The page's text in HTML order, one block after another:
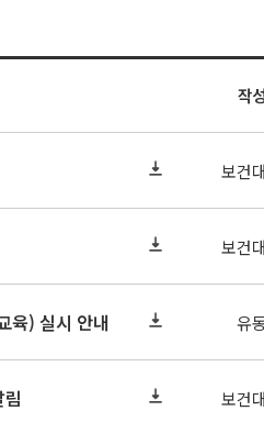
작
보건
보건
육) 실시 안내 유
보건